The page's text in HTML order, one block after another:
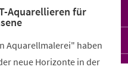
Aquarellieren für
Aquarellmalerei" haben
neue Horizonte in der